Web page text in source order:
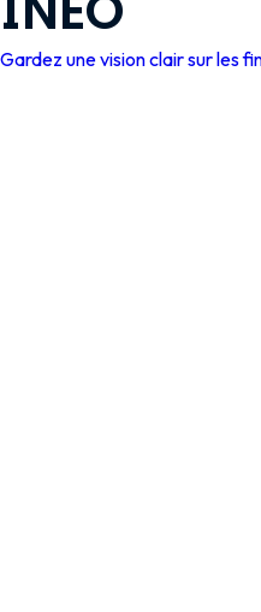
Gardez une vision clair sur les